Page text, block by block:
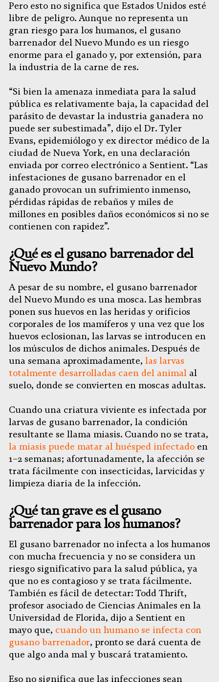
Pero esto no significa que Estados Unidos esté
libre de peligro. Aunque no representa un
gran riesgo para los humanos, el gusano
barrenador del Nuevo Mundo es un riesgo
enorme para el ganado y, por extensión, para
la industria de la carne de res.
“Si bien la amenaza inmediata para la salud
pública es relativamente baja, la capacidad del
parásito de devastar la industria ganadera no
puede ser subestimada”, dijo el Dr. Tyler
Evans, epidemiólogo y ex director médico de la
ciudad de Nueva York, en una declaración
enviada por correo electrónico a Sentient. “Las
infestaciones de gusano barrenador en el
ganado provocan un sufrimiento inmenso,
pérdidas rápidas de rebaños y miles de
millones en posibles daños económicos si no se
contienen con rapidez”.
¿Qué es el gusano barrenador del
Nuevo Mundo?
A pesar de su nombre, el gusano barrenador
del Nuevo Mundo es una mosca. Las hembras
ponen sus huevos en las heridas y orificios
corporales de los mamíferos y una vez que los
huevos eclosionan, las larvas se introducen en
los músculos de dichos animales. Después de
una semana aproximadamente, las larvas
totalmente desarrolladas caen del animal al
suelo, donde se convierten en moscas adultas.
Cuando una criatura viviente es infectada por
larvas de gusano barrenador, la condición
resultante se llama miasis. Cuando no se trata,
la miasis puede matar al huésped infectado en
1–2 semanas; afortunadamente, la afección se
trata fácilmente con insecticidas, larvicidas y
limpieza diaria de la infección.
¿Qué tan grave es el gusano
barrenador para los humanos?
El gusano barrenador no infecta a los humanos
con mucha frecuencia y no se considera un
riesgo significativo para la salud pública, ya
que no es contagioso y se trata fácilmente.
También es fácil de detectar: Todd Thrift,
profesor asociado de Ciencias Animales en la
Universidad de Florida, dijo a Sentient en
mayo que, cuando un humano se infecta con
gusano barrenador, pronto se dará cuenta de
que algo anda mal y buscará tratamiento.
Eso no significa que las infecciones sean